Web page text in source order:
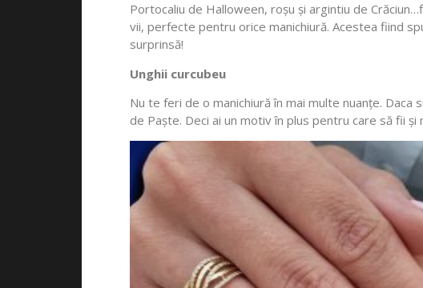
Portocaliu de Halloween, roșu și argintiu de
vii, perfecte pentru orice manichiură. Acestea fiind
surprinsă!
Unghii curcubeu
Nu te feri de o manichiură în mai multe nuanțe.
de Paște. Deci ai un motiv în plus pentru care să fii